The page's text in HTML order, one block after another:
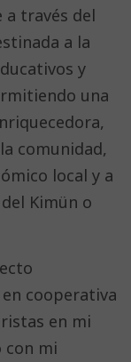
través del
a la
y
una
comunidad,
local y a
Kimün o
cooperativa
en mi
con mi